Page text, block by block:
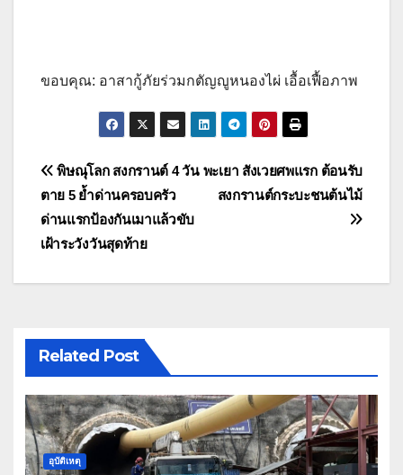
ขอบคุณ: อาสากู้ภัยร่วมกตัญญูหนองไผ่ เอื้อเฟื้อภาพ
แนะแนว
เรื่อง
พะเยา สังเวยศพแรก ต้อนรับ
สงกรานต์กระบะชนต้นไม้
พิษณุโลก สงกรานต์ 4 วัน
ตาย 5 ย้ำด่านครอบครัว
ด่านแรกป้องกันเมาแล้วขับ
เฝ้าระวังวันสุดท้าย
Related Post
อุบัติเหตุ